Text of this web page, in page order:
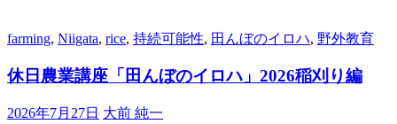
farming, Niigata, rice, 持続可能性, 田んぼのイロハ, 野外教育
休日農業講座「田んぼのイロハ」2026稲刈り編
2026年7月27日 大前 純一